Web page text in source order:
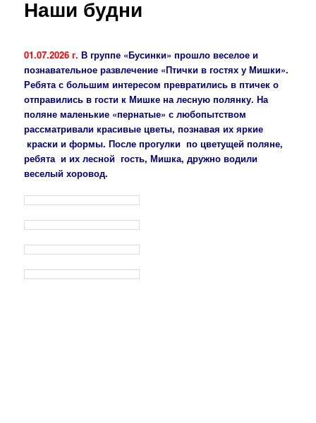
Наши будни
01.07.2026 г.В группе «Бусинки» прошло веселое и
познавательное развлечение «Птички в гостях у Мишки».
Ребята с большим интересом превратились в птичек о
отправились в гости к Мишке на лесную полянку. На
поляне маленькие «пернатые» с любопытством
рассматривали красивые цветы, познавая их яркие
краски и формы. После прогулки по цветущей поляне,
ребята и их лесной гость, Мишка, дружно водили
веселый хоровод.